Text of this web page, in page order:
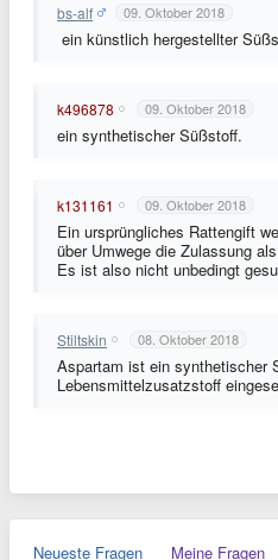
bs-alf 09. Oktober 2018
ein künstlich hergestellter
k496878 09. Oktober 2018
ein synthetischer Süßstoff.
k131161 09. Oktober 2018
Ein ursprüngliches Rattengift
über Umwege die Zulassung
Es ist also nicht unbedingt
Stiltskin 08. Oktober 2018
Aspartam ist ein synthetischer
Lebensmittelzusatzstoff
Neueste Fragen
Meine Fragen